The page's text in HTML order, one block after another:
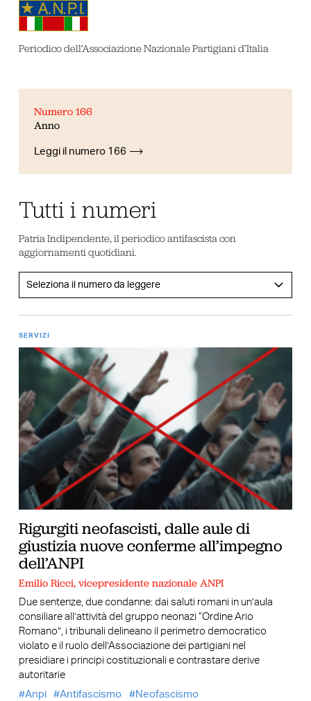
Periodico dell’Associazione Nazionale Partigiani d’Italia
Numero 166
Anno
Leggi il numero 166
Tutti i numeri
Patria Indipendente, il periodico antifascista con
aggiornamenti quotidiani.
SERVIZI
Rigurgiti neofascisti, dalle aule di
giustizia nuove conferme all’impegno
dell’ANPI
Emilio Ricci, vicepresidente nazionale ANPI
Due sentenze, due condanne: dai saluti romani in un’aula
consiliare all’attività del gruppo neonazi “Ordine Ario
Romano”, i tribunali delineano il perimetro democratico
violato e il ruolo dell’Associazione dei partigiani nel
presidiare i principi costituzionali e contrastare derive
autoritarie
Anpi
Antifascismo Neofascismo